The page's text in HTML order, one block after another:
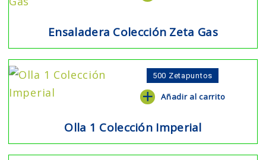
Ensaladera Colección Zeta Gas
500 Zetapuntos
Añadir al carrito
Olla 1 Colección Imperial